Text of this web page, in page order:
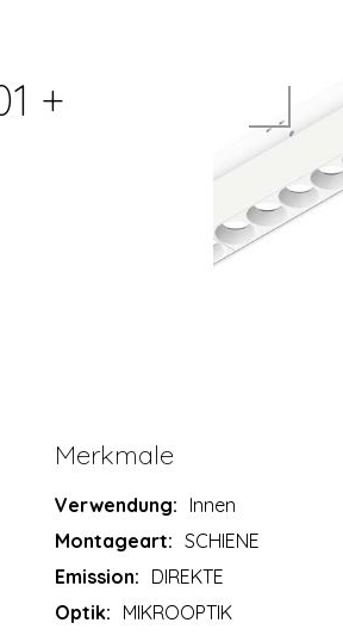
+
Merkmale
Verwendung: Innen
Montageart: SCHIENE
Emission: DIREKTE
Optik: MIKROOPTIK